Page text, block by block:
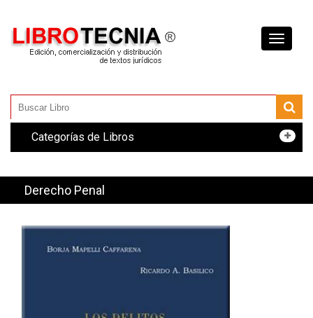
Toggle
Categorías de Libros
Derecho Penal